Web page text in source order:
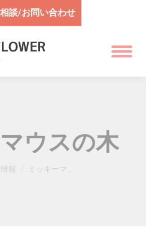
談/お問い合わせ
ウスの木
報 ミッキーマ…